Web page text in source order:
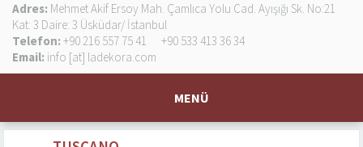
Adres: Mehmet Akif Ersoy Mah. Çamlıca Yolu Cad. Ayışığı Sk. No:21
Kat: 3 Daire: 3 Üsküdar/ İstanbul
Telefon: +90 216 557 75 41
+90 533 413 36 34
Email: info [at] ladekora.com
MENÜ